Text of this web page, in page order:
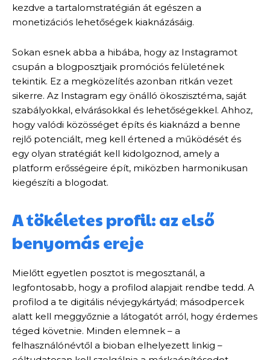
kezdve a tartalomstratégián át egészen a
monetizációs lehetőségek kiaknázásáig.
Sokan esnek abba a hibába, hogy az Instagramot
csupán a blogposztjaik promóciós felületének
tekintik. Ez a megközelítés azonban ritkán vezet
sikerre. Az Instagram egy önálló ökoszisztéma, saját
szabályokkal, elvárásokkal és lehetőségekkel. Ahhoz,
hogy valódi közösséget építs és kiaknázd a benne
rejlő potenciált, meg kell értened a működését és
egy olyan stratégiát kell kidolgoznod, amely a
platform erősségeire épít, miközben harmonikusan
kiegészíti a blogodat.
A tökéletes profil: az első
benyomás ereje
Mielőtt egyetlen posztot is megosztanál, a
legfontosabb, hogy a profilod alapjait rendbe tedd. A
profilod a te digitális névjegykártyád; másodpercek
alatt kell meggyőznie a látogatót arról, hogy érdemes
téged követnie. Minden elemnek – a
felhasználónévtől a bioban elhelyezett linkig –